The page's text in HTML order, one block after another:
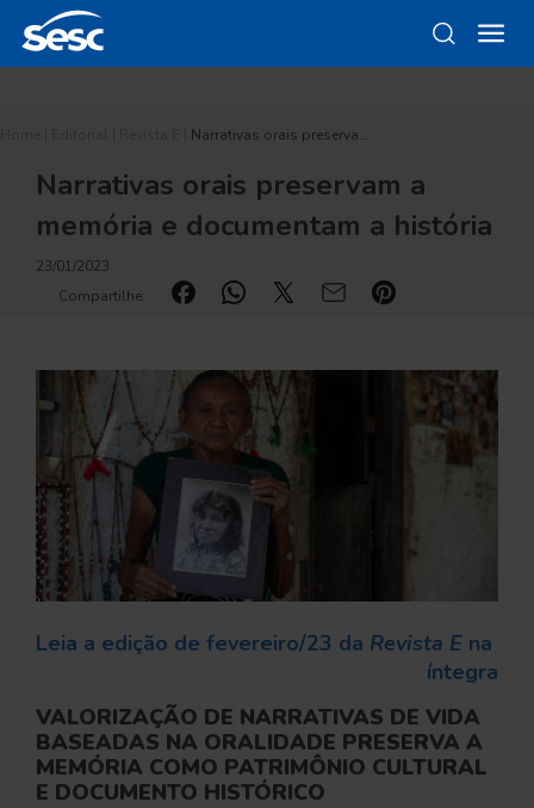
Narrativas orais preserva…
Narrativas orais preservam a
memória e documentam a história
23/01/2023
Compartilhe:
Leia a edição de fevereiro/23 da Revista E na
íntegra
VALORIZAÇÃO DE NARRATIVAS DE VIDA
BASEADAS NA ORALIDADE PRESERVA A
MEMÓRIA COMO PATRIMÔNIO CULTURAL
E DOCUMENTO HISTÓRICO